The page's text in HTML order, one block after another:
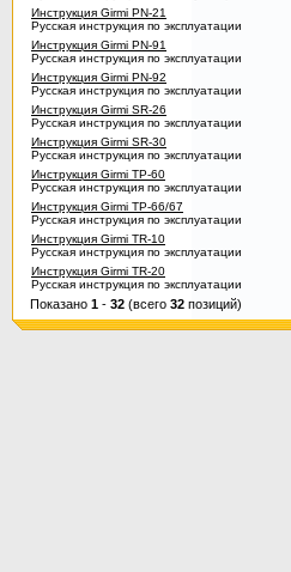
Инструкция Girmi PN-21
Русская инструкция по эксплуатации
Инструкция Girmi PN-91
Русская инструкция по эксплуатации
Инструкция Girmi PN-92
Русская инструкция по эксплуатации
Инструкция Girmi SR-26
Русская инструкция по эксплуатации
Инструкция Girmi SR-30
Русская инструкция по эксплуатации
Инструкция Girmi TP-60
Русская инструкция по эксплуатации
Инструкция Girmi TP-66/67
Русская инструкция по эксплуатации
Инструкция Girmi TR-10
Русская инструкция по эксплуатации
Инструкция Girmi TR-20
Русская инструкция по эксплуатации
Показано 1 - 32 (всего 32 позиций)